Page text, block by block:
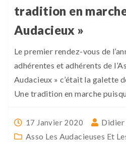
tradition en
Audacieux »
Le premier rendez-vous de
adhérentes et adhérents de
Audacieux » c’était la galette
Une tradition en marche
17 Janvier 2020
Asso Les Audacieuses Et